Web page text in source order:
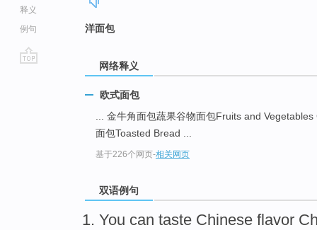
释义
例句
洋面包
网络释义
欧式面包
... 金牛角面包蔬果谷物面包Fruits and
面包Toasted Bread ...
基于226个网页-相关网页
双语例句
You can taste Chinese flavor